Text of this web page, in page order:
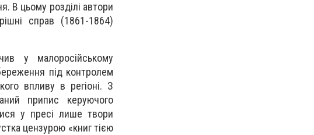
В цьому розділі автори
справ (1861-1864)
у малоросійському
під контролем
впливу в регіоні. З
припис керуючого
у пресі лише твори
цензурою «книг тією